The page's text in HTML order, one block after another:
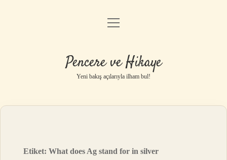
Anasayfa
Yasal Uyarı
menüyü
Pencere ve Hikaye
Yeni bakış açılarıyla ilham bul!
Etiket:What does Ag stand for in silver